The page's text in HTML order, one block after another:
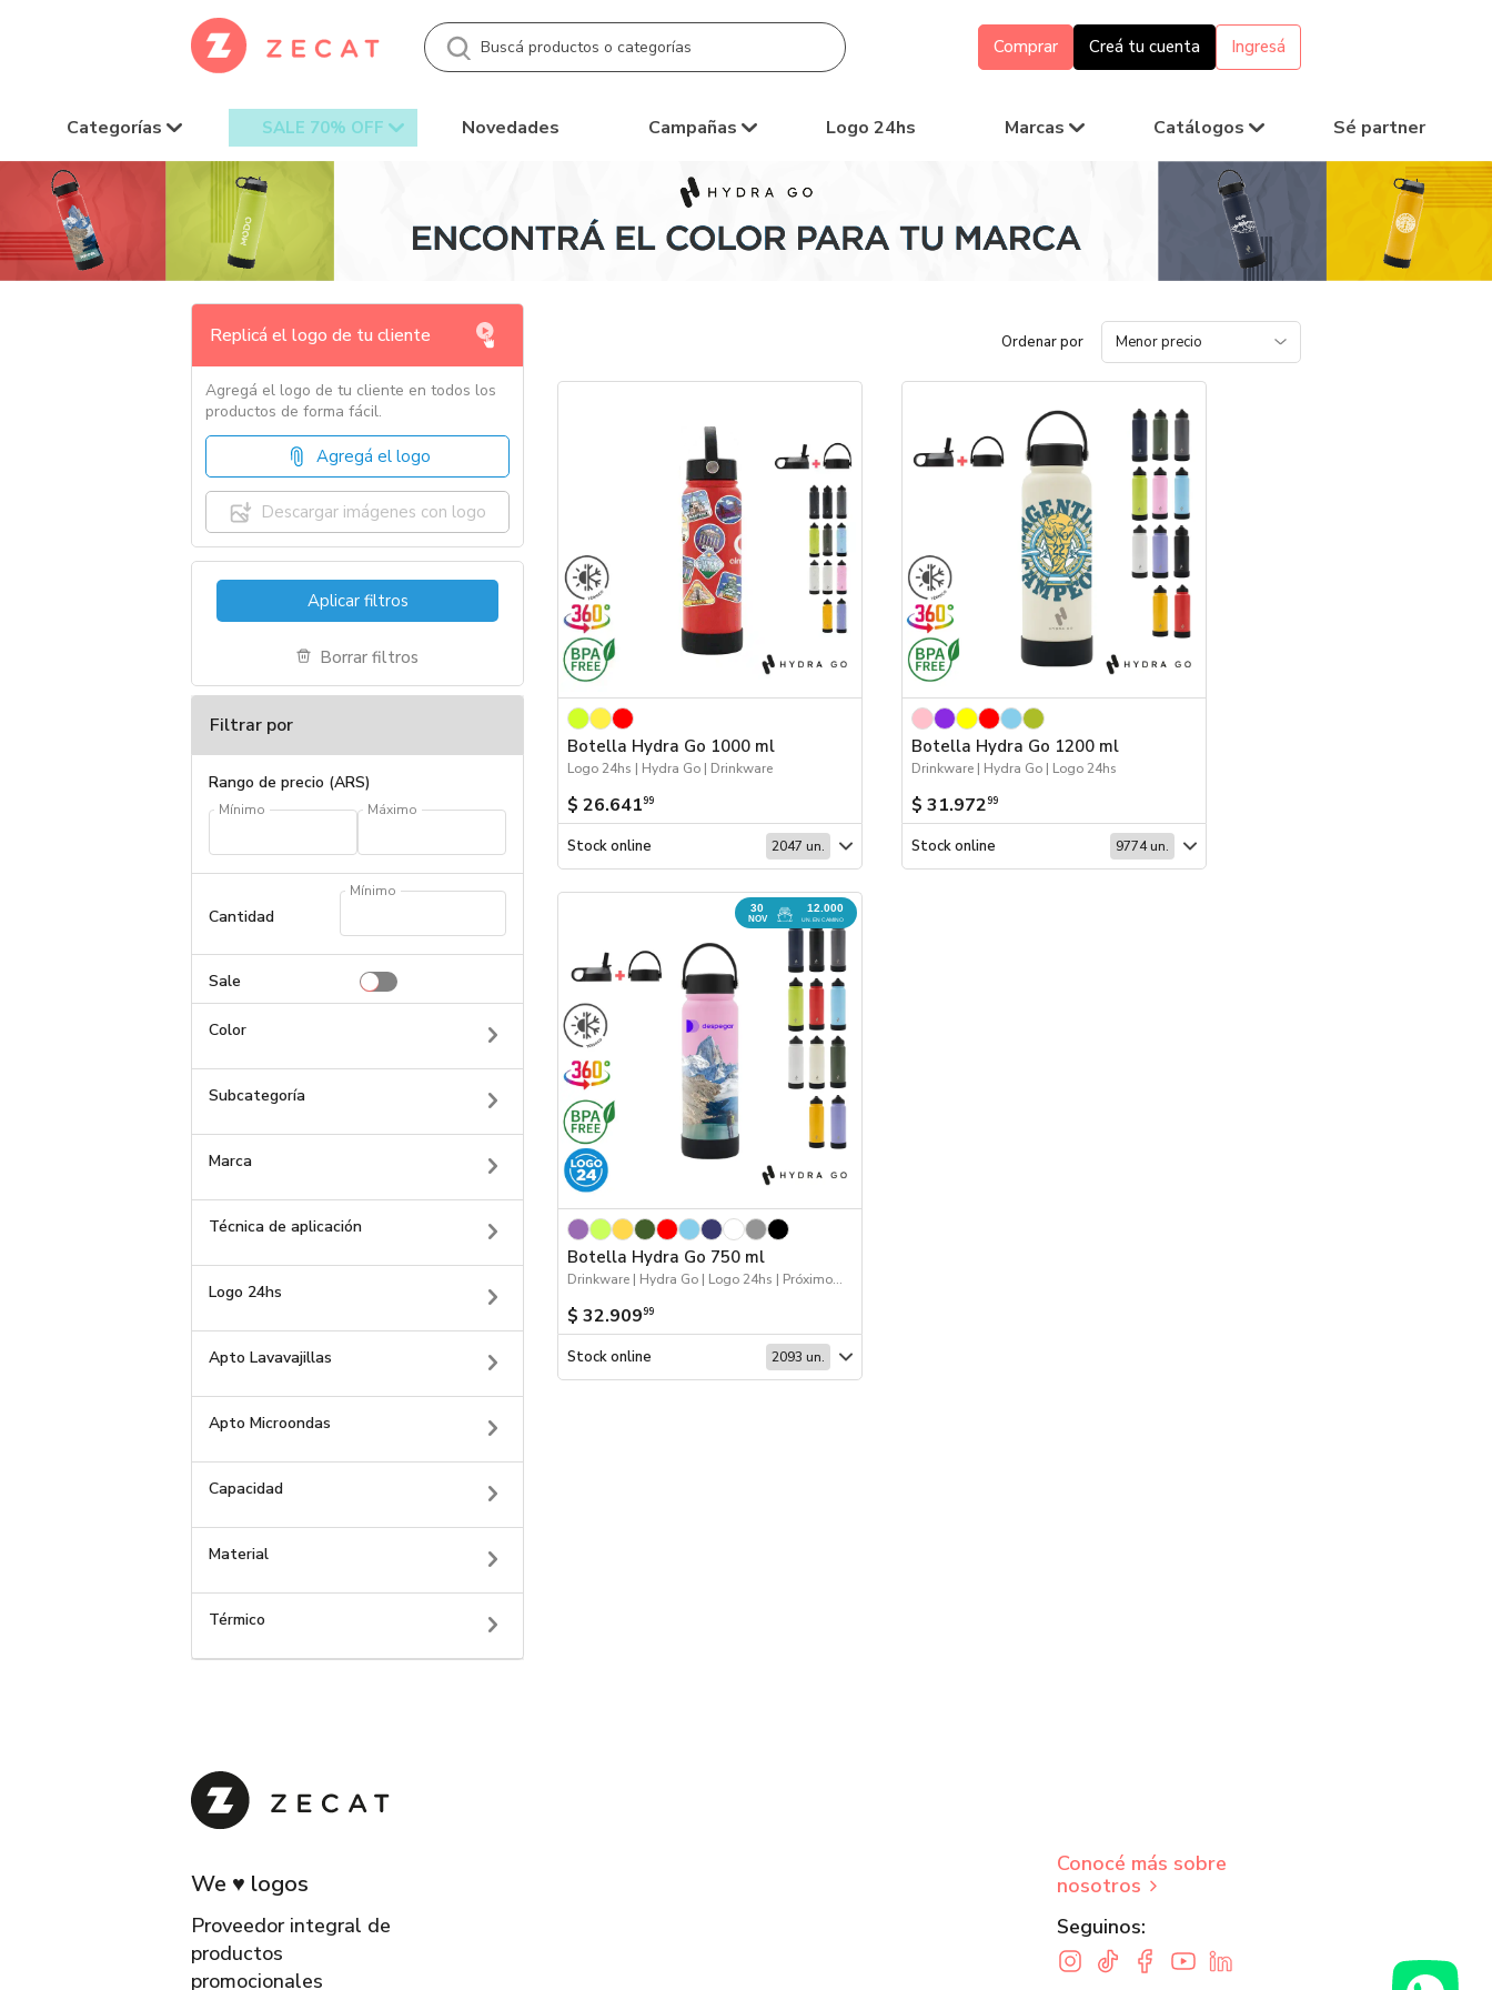
Comprar Creá tu cuenta Ingresá
Categorías SALE 70% OFF Novedades Campañas Logo 24hs Marcas Catálogos Sé partner
Replicá el logo de tu cliente
Agregá el logo de tu cliente en todos los
productos de forma fácil.
Agregá el logo
Descargar imágenes con logo
Aplicar filtros
Borrar filtros
Filtrar por
Rango de precio (ARS)
Mínimo Máximo
Cantidad
Mínimo
Sale
Color
Subcategoría
Marca
Técnica de aplicación
Logo 24hs
Apto Lavavajillas
Apto Microondas
Capacidad
Material
Térmico
Ordenar por Menor precio
Botella Hydra Go 1000 ml
Logo 24hs | Hydra Go | Drinkware
$ 26.64199
Stock online 2047 un.
Botella Hydra Go 1200 ml
Drinkware | Hydra Go | Logo 24hs
$ 31.97299
Stock online 9774 un.
30
NOV
12.000
UN. EN CAMINO
Botella Hydra Go 750 ml
Drinkware | Hydra Go | Logo 24hs | Próximos Arribos
$ 32.90999
Stock online 2093 un.
We ♥ logos
Proveedor integral de
productos
promocionales
Conocé más sobre
nosotros
Seguinos: